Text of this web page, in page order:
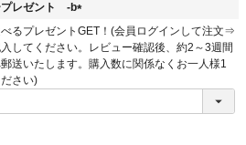
プレゼント -b
(
須
るプレゼントGET！(会員ログインして注文⇒
してください。レビュー確認後、約2～3週間
送いたします。購入数に関係なくお一人様1
さい)